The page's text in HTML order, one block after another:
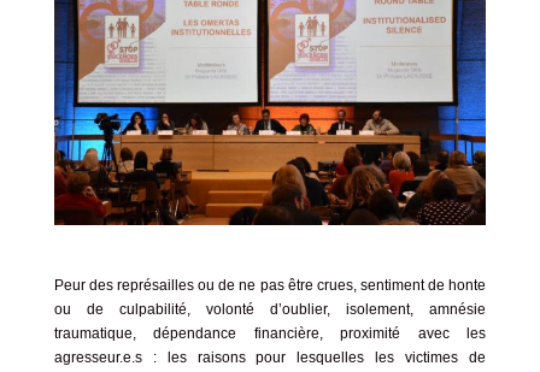
Peur des représailles ou de ne pas être crues, sentiment de honte
ou de culpabilité, volonté d’oublier, isolement, amnésie
traumatique, dépendance financière, proximité avec les
agresseur.e.s : les raisons pour lesquelles les victimes de